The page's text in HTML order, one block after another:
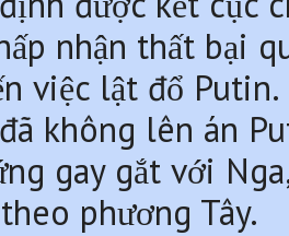
nhận thất bại
việc lật đổ
không lên án
gay gắt với
phương Tây.